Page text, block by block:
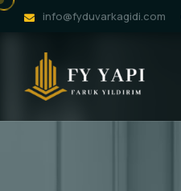
info@fyduvarkagidi.com